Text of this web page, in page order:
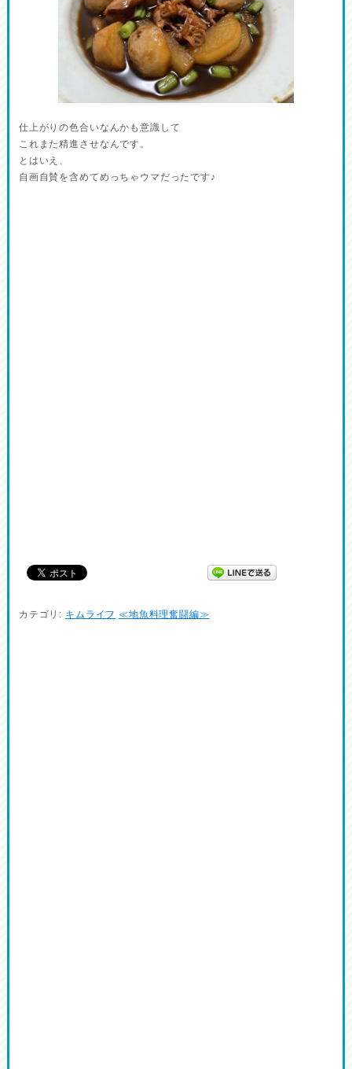
仕上がりの色合いなんかも意識して
これまた精進させなんです。
とはいえ、
自画自賛を含めてめっちゃウマだったです♪
カテゴリ: キムライフ ≪地魚料理奮闘編≫